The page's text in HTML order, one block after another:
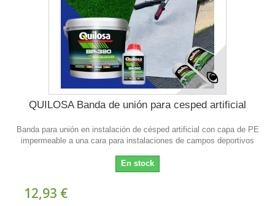
QUILOSA Banda de unión para cesped artificial
Banda para unión en instalación de césped artificial con capa de PE
impermeable a una cara para instalaciones de campos deportivos
En stock
12,93 €